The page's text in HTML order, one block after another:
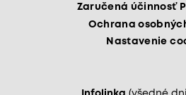
Zaručená účinnosť
Ochrana
Nastavenie